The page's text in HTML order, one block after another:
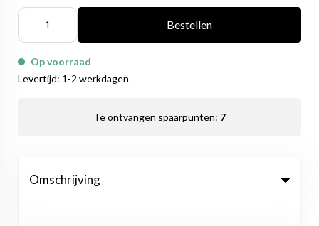
Bestellen
Op voorraad
Levertijd: 1-2 werkdagen
Te ontvangen spaarpunten: 7
Omschrijving